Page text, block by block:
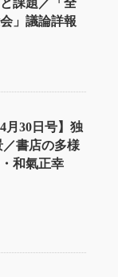
」議論詳報
月30日号】独
書店の多様
和氣正幸